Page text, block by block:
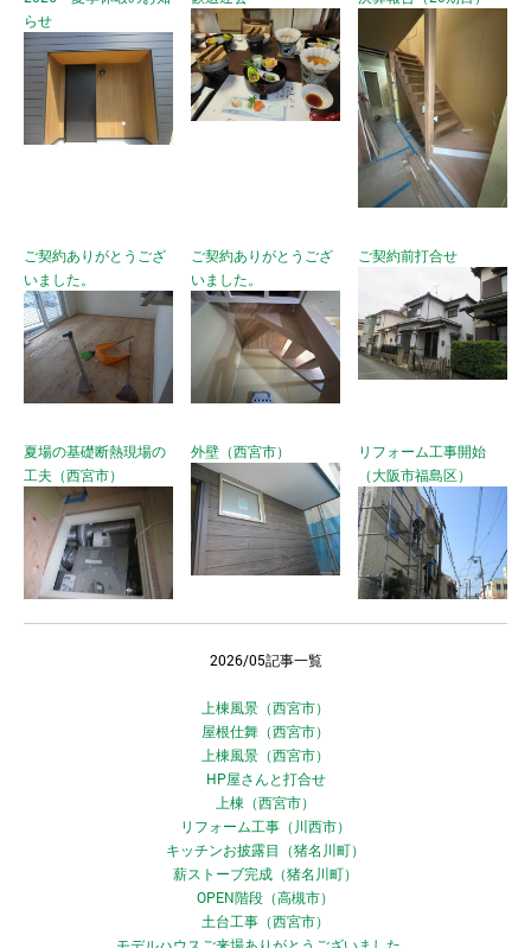
らせ
ご契約ありがとうござ
いました。
ご契約ありがとうござ
いました。
ご契約前打合せ
夏場の基礎断熱現場の
工夫（西宮市）
外壁（西宮市）
リフォーム工事開始
（大阪市福島区）
2026/05記事一覧
上棟風景（西宮市）
屋根仕舞（西宮市）
上棟風景（西宮市）
HP屋さんと打合せ
上棟（西宮市）
リフォーム工事（川西市）
キッチンお披露目（猪名川町）
薪ストーブ完成（猪名川町）
OPEN階段（高槻市）
土台工事（西宮市）